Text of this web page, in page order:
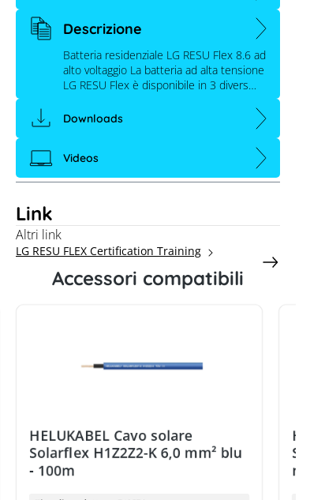
LG RESU Flex 8.6
Link
Altri link
LG RESU FLEX Certification Training
Descrizione
Batteria residenziale LG RESU Flex 8.6 ad
alto voltaggio La batteria ad alta tensione
LG RESU Flex è disponibile in 3 divers…
Downloads
Videos
Accessori compatibili
HELUKABEL Cavo solare
Solarflex H1Z2Z2-K 6,0 mm² blu
- 100m